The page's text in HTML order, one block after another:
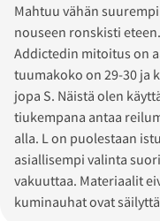
Mahtuu vähän
nouseen ronskisti
Addictedin mitoitus on
tuumakoko on 29-30 ja
jopa S. Näistä olen
tiukempana antaa
alla. L on puolestaan
asiallisempi valinta
vakuuttaa. Materiaalit
kuminauhat ovat